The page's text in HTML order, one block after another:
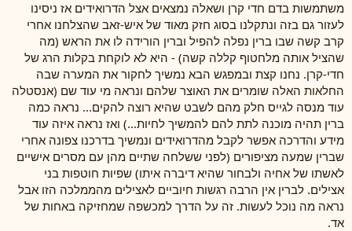
משתמשות בדם חדי קרן ושאלה נמצאים אצל הדרואידים אז ניסינו
לעזור גם בזה ונתקלנו בסוג חזק מאוד של איש-זאב שהצלחנו אחרי
קרב קשה שבו ברין נפלה להפיל וברין הורידה לו את הראש (מה
שהציל אותה מלחטוף קללה קשה) - היא לא לוקחת בקלות הרג של
חדי-קרן. נחנו קצת ובמפגש הבא נמשיך לחקור את המערה שבה
החלאות האלה שומרים את האוצר שלהם ונראה מי עוד שם (אנסטלה
עוד מנסה לגייס חלק מהם לשבט שהיא רוצה להקים... נראה כמה
ברין תהיה מוכנה לתת להם להמשיך לחיות...) ואז נראה איזה עוד
מידע והדרכה אפשר לקבל מהדרואידים ונמשיך בדרכנו צפונה אחרי
שברין שמעה מציפורים (לפני ששלחה שתיים מהן עם מסרים אישיים
לאשתו של אחיה ולבחור שהיא דיברה איתו) שפיות חוטפות בני
אצילים. לברין אין הרבה רגשות חיוביים לאצילים מהממלכה הזו אבל
נראה מה נוכל לעשות. זה על הדרך למכשפה שמחזיקה באחות של
אד.